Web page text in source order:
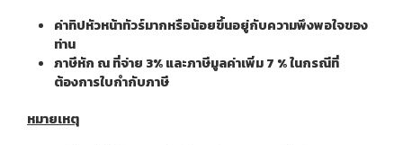
ค่าทิปหัวหน้าทัวร์มากหรือน้อยขึ้นอยู่กับความพึงพอใจของ
ท่าน
ภาษีหัก ณ ที่จ่าย 3% และภาษีมูลค่าเพิ่ม 7 % ในกรณีที่
ต้องการใบกำกับภาษี
หมายเหตุ